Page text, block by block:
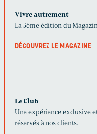
Vivre autrement
La 5ème édition du
DÉCOUVREZ LE MAGAZINE
Le Club
Une expérience exclusive
réservés à nos clients.